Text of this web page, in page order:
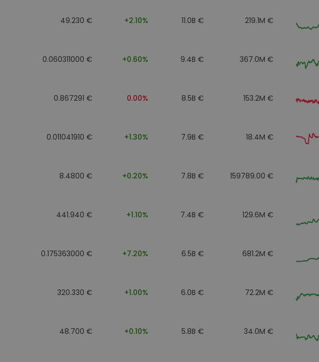
49.230 € +2.10% 11.0B € 219.1M €
0.060311000 € +0.60% 9.4B € 367.0M €
0.867291 € 0.00% 8.5B € 153.2M €
0.011041910 € +1.30% 7.9B € 18.4M €
8.4800 € +0.20% 7.8B € 159789.00 €
441.940 € +1.10% 7.4B € 129.6M €
0.175363000 € +7.20% 6.5B € 681.2M €
320.330 € +1.00% 6.0B € 72.2M €
48.700 € +0.10% 5.8B € 34.0M €